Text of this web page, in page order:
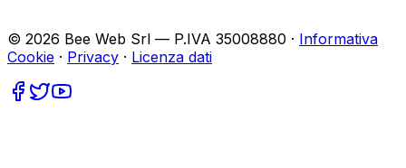
© 2026 Bee Web Srl — P.IVA 35008880 · Informativa
Cookie · Privacy · Licenza dati